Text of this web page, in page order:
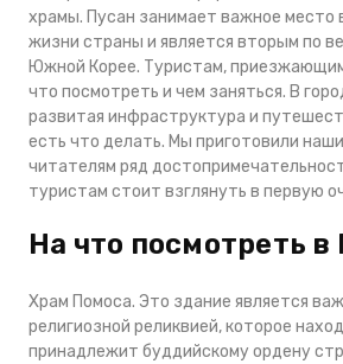
храмы. Пусан занимает важное место
жизни страны и является вторым по
Южной Корее. Туристам, приезжающим
что посмотреть и чем заняться. В
развитая инфраструктура и
есть что делать. Мы приготовили
читателям ряд
туристам стоит взглянуть в первую
На что посмотреть в
Храм Помоса. Это здание является
религиозной реликвией, которое
принадлежит буддийскому ордену